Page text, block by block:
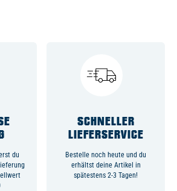
du
SCHNELLER
LIEFERSERVICE
Bestelle noch heute und du
erhältst deine Artikel in
spätestens 2-3 Tagen!